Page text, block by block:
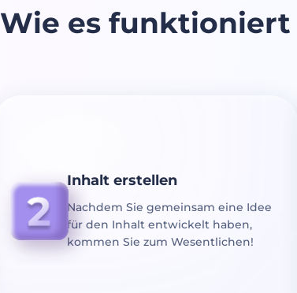
Wie es funktioniert
Inhalt erstellen
Nachdem Sie gemeinsam eine Idee
für den Inhalt entwickelt haben,
kommen Sie zum Wesentlichen!